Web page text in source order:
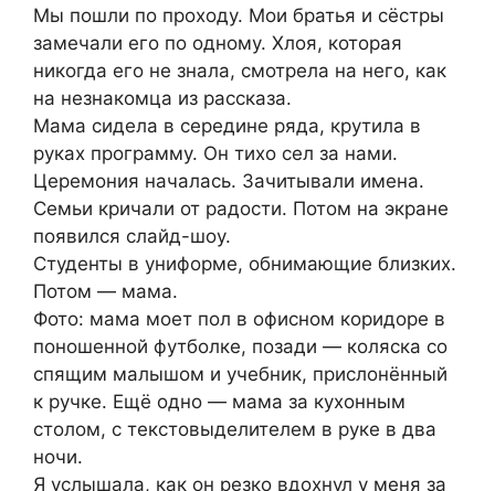
Мы пошли по проходу. Мои братья и сёстры
замечали его по одному. Хлоя, которая
никогда его не знала, смотрела на него, как
на незнакомца из рассказа.
Мама сидела в середине ряда, крутила в
руках программу. Он тихо сел за нами.
Церемония началась. Зачитывали имена.
Семьи кричали от радости. Потом на экране
появился слайд-шоу.
Студенты в униформе, обнимающие близких.
Потом — мама.
Фото: мама моет пол в офисном коридоре в
поношенной футболке, позади — коляска со
спящим малышом и учебник, прислонённый
к ручке. Ещё одно — мама за кухонным
столом, с текстовыделителем в руке в два
ночи.
Я услышала, как он резко вдохнул у меня за